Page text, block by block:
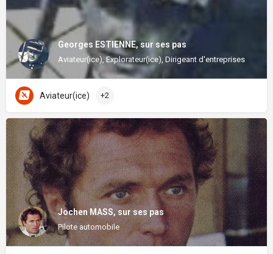
Georges ESTIENNE, sur ses pas
Aviateur(ice), Explorateur(ice), Dirigeant d'entreprises
Aviateur(ice) +2
Jochen MASS, sur ses pas
Pilote automobile